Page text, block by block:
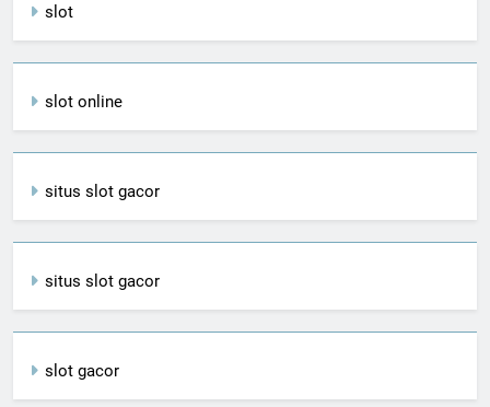
slot
slot online
situs slot gacor
situs slot gacor
slot gacor